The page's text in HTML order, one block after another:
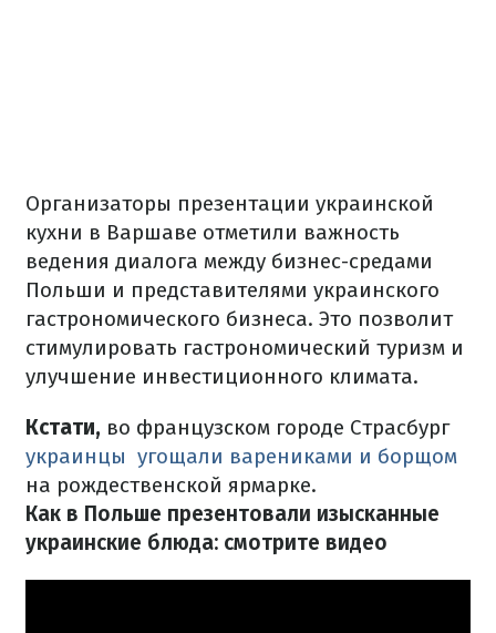
Организаторы презентации украинской
кухни в Варшаве отметили важность
ведения диалога между бизнес-средами
Польши и представителями украинского
гастрономического бизнеса. Это позволит
стимулировать гастрономический туризм и
улучшение инвестиционного климата.
Кстати, во французском городе Страсбург
украинцы угощали варениками и борщом
на рождественской ярмарке.
Как в Польше презентовали изысканные
украинские блюда: смотрите видео